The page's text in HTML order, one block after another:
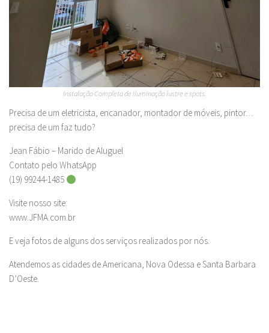
Instalação Completa de Iluminação lustre e spots.
Precisa de um eletricista, encanador, montador de móveis, pintor…
precisa de um faz tudo?
Jean Fábio – Marido de Aluguel
Contato pelo WhatsApp
(19) 99244-1485
Visite nosso site:
www.JFMA.com.br
E veja fotos de alguns dos serviços realizados por nós.
Atendemos as cidades de Americana, Nova Odessa e Santa Barbara
D’Oeste.